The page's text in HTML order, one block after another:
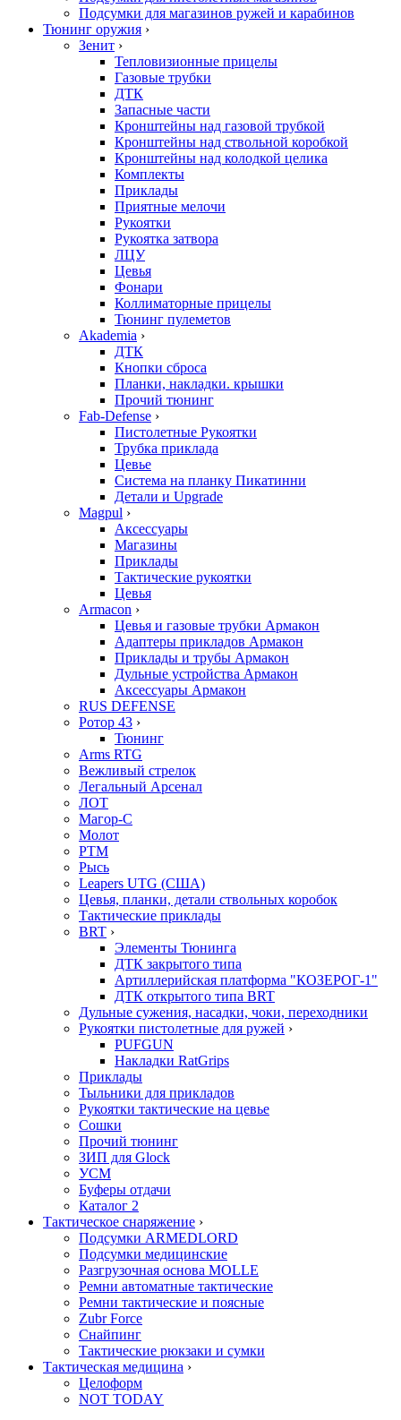
Подсумки для магазинов ружей и карабинов
Тюнинг оружия ›
Зенит ›
Тепловизионные прицелы
Газовые трубки
ДТК
Запасные части
Кронштейны над газовой трубкой
Кронштейны над ствольной коробкой
Кронштейны над колодкой целика
Комплекты
Приклады
Приятные мелочи
Рукоятки
Рукоятка затвора
ЛЦУ
Цевья
Фонари
Коллиматорные прицелы
Тюнинг пулеметов
Akademia ›
ДТК
Кнопки сброса
Планки, накладки. крышки
Прочий тюнинг
Fab-Defense ›
Пистолетные Рукоятки
Трубка приклада
Цевье
Система на планку Пикатинни
Детали и Upgrade
Magpul ›
Аксессуары
Магазины
Приклады
Тактические рукоятки
Цевья
Armacon ›
Цевья и газовые трубки Армакон
Адаптеры прикладов Армакон
Приклады и трубы Армакон
Дульные устройства Армакон
Аксессуары Армакон
RUS DEFENSE
Ротор 43 ›
Тюнинг
Arms RTG
Вежливый стрелок
Легальный Арсенал
ЛОТ
Магор-С
Молот
РТМ
Рысь
Leapers UTG (США)
Цевья, планки, детали ствольных коробок
Тактические приклады
BRT ›
Элементы Тюнинга
ДТК закрытого типа
Артиллерийская платформа "КОЗЕРОГ-1"
ДТК открытого типа BRT
Дульные сужения, насадки, чоки, переходники
Рукоятки пистолетные для ружей ›
PUFGUN
Накладки RatGrips
Приклады
Тыльники для прикладов
Рукоятки тактические на цевье
Сошки
Прочий тюнинг
ЗИП для Glock
УСМ
Буферы отдачи
Каталог 2
Тактическое снаряжение ›
Подсумки ARMEDLORD
Подсумки медицинские
Разгрузочная основа MOLLE
Ремни автоматные тактические
Ремни тактические и поясные
Zubr Force
Снайпинг
Тактические рюкзаки и сумки
Тактическая медицина ›
Целоформ
NOT TODAY